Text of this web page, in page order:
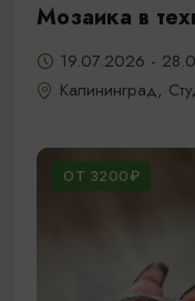
Мозаика в
19.07.2026 -
Калининград,
ОТ 3200₽